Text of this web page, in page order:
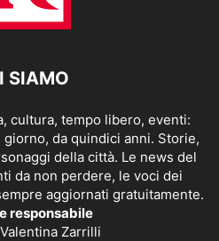
SIAMO
cultura, tempo libero, eventi:
da quindici anni. Storie,
della città. Le news del
da non perdere, le voci dei
aggiornati gratuitamente.
responsabile
Zarrilli